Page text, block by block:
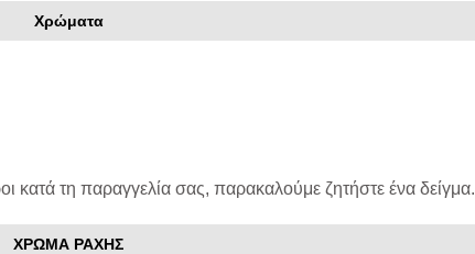
Χρώματα
κατά τη παραγγελία σας, παρακαλούμε ζητήστε ένα δείγμα.
ΧΡΩΜΑ ΡΑΧΗΣ